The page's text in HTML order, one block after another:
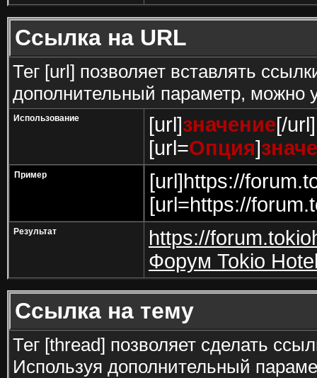
Ссылка на URL
Тег [url] позволяет вставлять
дополнительный параметр, можно
Использование [url]значение[/url]
[url=Опция]
Пример
[url]https://
[url=https://
Результат
https://
Форум Tokio
Ссылка на тему
Тег [thread] позволяет сделать
Используя дополнительный